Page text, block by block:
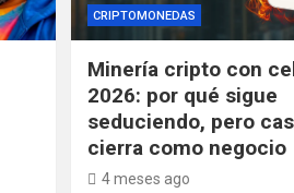
CRIPTOMONEDAS
Minería cripto con
2026: por qué sigue
seduciendo, pero
cierra como negocio
4 meses ago